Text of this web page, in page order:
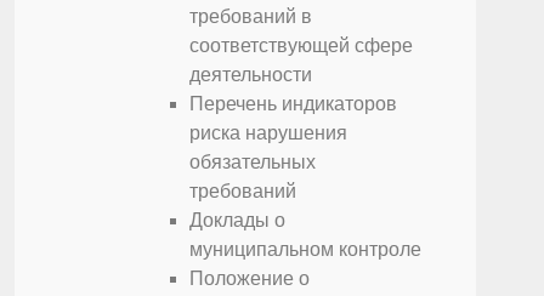
требований в
соответствующей сфере
деятельности
Перечень индикаторов
риска нарушения
обязательных
требований
Доклады о
муниципальном контроле
Положение о